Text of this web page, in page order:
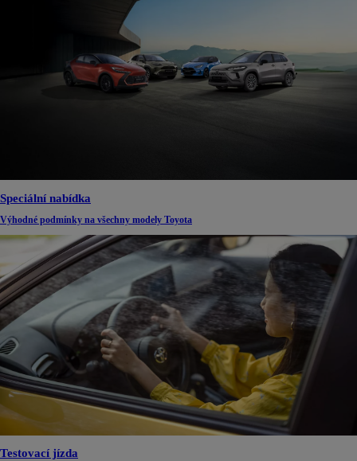
Speciální nabídka
Výhodné podmínky na všechny modely Toyota
Testovací jízda